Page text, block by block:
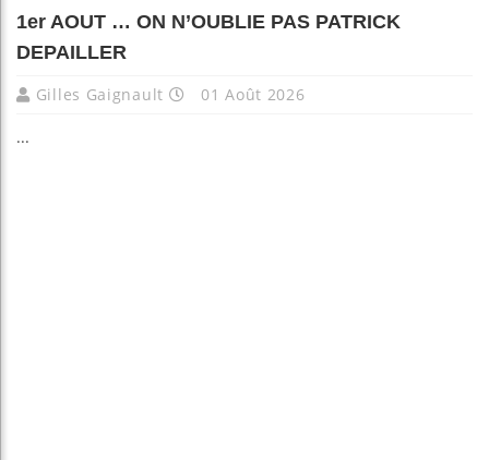
1er AOUT … ON N’OUBLIE PAS PATRICK
DEPAILLER
Gilles Gaignault 01 Août 2026
...